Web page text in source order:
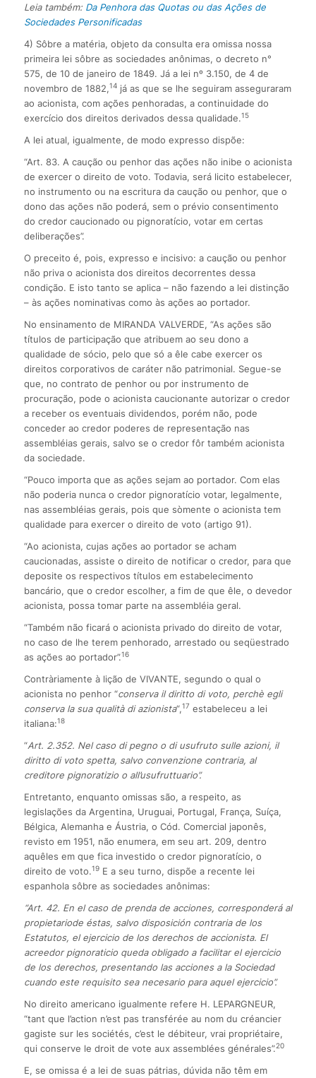
Leia também: Da Penhora das Quotas ou das Ações de
Sociedades Personificadas
4) Sôbre a matéria, objeto da consulta era omissa nossa
primeira lei sôbre as sociedades anônimas, o decreto n°
575, de 10 de janeiro de 1849. Já a lei nº 3.150, de 4 de
novembro de 1882,14já as que se lhe seguiram asseguraram
ao acionista, com ações penhoradas, a continuidade do
exercício dos direitos derivados dessa qualidade.15
A lei atual, igualmente, de modo expresso dispõe:
“Art. 83. A caução ou penhor das ações não inibe o acionista
de exercer o direito de voto. Todavia, será licito estabelecer,
no instrumento ou na escritura da caução ou penhor, que o
dono das ações não poderá, sem o prévio consentimento
do credor caucionado ou pignoratício, votar em certas
deliberações”.
O preceito é, pois, expresso e incisivo: a caução ou penhor
não priva o acionista dos direitos decorrentes dessa
condição. E isto tanto se aplica – não fazendo a lei distinção
– às ações nominativas como às ações ao portador.
No ensinamento de MIRANDA VALVERDE, “As ações são
títulos de participação que atribuem ao seu dono a
qualidade de sócio, pelo que só a êle cabe exercer os
direitos corporativos de caráter não patrimonial. Segue-se
que, no contrato de penhor ou por instrumento de
procuração, pode o acionista caucionante autorizar o credor
a receber os eventuais dividendos, porém não, pode
conceder ao credor poderes de representação nas
assembléias gerais, salvo se o credor fôr também acionista
da sociedade.
“Pouco importa que as ações sejam ao portador. Com elas
não poderia nunca o credor pignoratício votar, legalmente,
nas assembléias gerais, pois que sòmente o acionista tem
qualidade para exercer o direito de voto (artigo 91).
“Ao acionista, cujas ações ao portador se acham
caucionadas, assiste o direito de notificar o credor, para que
deposite os respectivos títulos em estabelecimento
bancário, que o credor escolher, a fim de que êle, o devedor
acionista, possa tomar parte na assembléia geral.
“Também não ficará o acionista privado do direito de votar,
no caso de lhe terem penhorado, arrestado ou seqüestrado
as ações ao portador”.16
Contràriamente à lição de VIVANTE, segundo o qual o
acionista no penhor “conserva il diritto di voto, perchè egli
conserva la sua qualità di azionista“,17 estabeleceu a lei
italiana:18
“Art. 2.352. Nel caso di pegno o di usufruto sulle azioni, il
diritto di voto spetta, salvo convenzione contraria, al
creditore pignoratizio o all’usufruttuario”.
Entretanto, enquanto omissas são, a respeito, as
legislações da Argentina, Uruguai, Portugal, França, Suíça,
Bélgica, Alemanha e Áustria, o Cód. Comercial japonês,
revisto em 1951, não enumera, em seu art. 209, dentro
aquêles em que fica investido o credor pignoratício, o
direito de voto.19E a seu turno, dispõe a recente lei
espanhola sôbre as sociedades anônimas:
“Art. 42. En el caso de prenda de acciones, corresponderá al
propietariode éstas, salvo disposición contraria de los
Estatutos, el ejercicio de los derechos de accionista. El
acreedor pignoraticio queda obligado a facilitar el ejercicio
de los derechos, presentando las acciones a la Sociedad
cuando este requisito sea necesario para aquel ejercicio”.
No direito americano igualmente refere H. LEPARGNEUR,
“tant que l’action n’est pas transférée au nom du créancier
gagiste sur les sociétés, c’est le débiteur, vrai propriétaire,
qui conserve le droit de vote aux assemblées générales”.20
E, se omissa é a lei de suas pátrias, dúvida não têm em